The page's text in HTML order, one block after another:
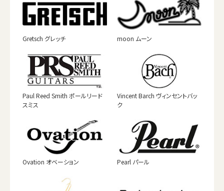
Gretsch グレッチ moon ムーン
Paul Reed Smith ポールリード
スミス
Vincent Barch ヴィンセントバッ
ク
Ovation オベーション Pearl パール